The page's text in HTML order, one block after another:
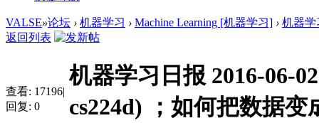
VALSE»论坛 › 机器学习 › Machine Learning [机器学习] › 机器学
返回列表
查看: 17196|
回复: 0
机器学习日报 2016-06-
cs224d) ；如何把数据变